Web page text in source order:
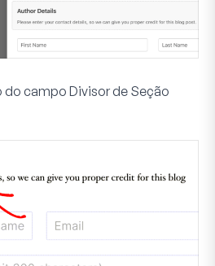
campo Divisor de Seção